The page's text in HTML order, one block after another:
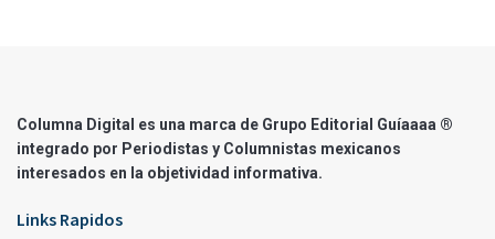
Columna Digital es una marca de Grupo Editorial Guíaaaa ®
integrado por Periodistas y Columnistas mexicanos
interesados en la objetividad informativa.
Links Rapidos